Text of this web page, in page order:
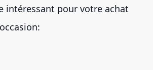
intéressant pour votre achat